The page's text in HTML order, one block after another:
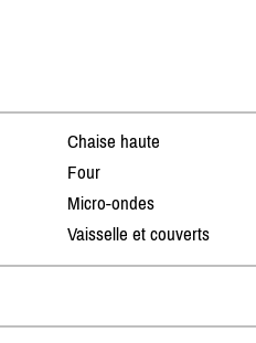
Chaise haute
Four
Micro-ondes
Vaisselle et couverts